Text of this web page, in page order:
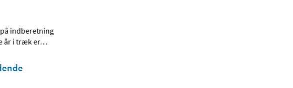
indberetning
år i træk er…